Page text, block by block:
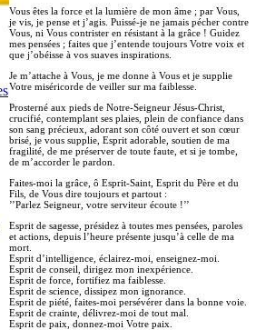
Vous êtes la force et la lumière de mon âme ; par Vous,
je vis, je pense et j’agis. Puissé-je ne jamais pécher contre
Vous, ni Vous contrister en résistant à la grâce ! Guidez
mes pensées ; faites que j’entende toujours Votre voix et
que j’obéisse à vos suaves inspirations.
Je m’attache à Vous, je me donne à Vous et je supplie
Votre miséricorde de veiller sur ma faiblesse.
Prosterné aux pieds de Notre-Seigneur Jésus-Christ,
crucifié, contemplant ses plaies, plein de confiance dans
son sang précieux, adorant son côté ouvert et son cœur
brisé, je vous supplie, Esprit adorable, soutien de ma
fragilité, de me préserver de toute faute, et si je tombe,
de m’accorder le pardon.
Faites-moi la grâce, ô Esprit-Saint, Esprit du Père et du
Fils, de Vous dire toujours et partout :
’’Parlez Seigneur, votre serviteur écoute !’’
Esprit de sagesse, présidez à toutes mes pensées, paroles
et actions, depuis l’heure présente jusqu’à celle de ma
mort.
Esprit d’intelligence, éclairez-moi, enseignez-moi.
Esprit de conseil, dirigez mon inexpérience.
Esprit de force, fortifiez ma faiblesse.
Esprit de science, dissipez mon ignorance.
Esprit de piété, faites-moi persévérer dans la bonne voie.
Esprit de crainte, délivrez-moi de tout mal.
Esprit de paix, donnez-moi Votre paix.